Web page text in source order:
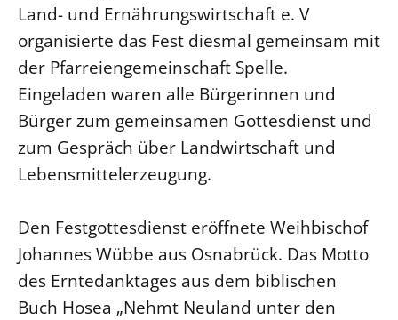
Land- und Ernährungswirtschaft e. V
organisierte das Fest diesmal gemeinsam mit
der Pfarreiengemeinschaft Spelle.
Eingeladen waren alle Bürgerinnen und
Bürger zum gemeinsamen Gottesdienst und
zum Gespräch über Landwirtschaft und
Lebensmittelerzeugung.
Den Festgottesdienst eröffnete Weihbischof
Johannes Wübbe aus Osnabrück. Das Motto
des Erntedanktages aus dem biblischen
Buch Hosea „Nehmt Neuland unter den
27. Landessynode
Kontakt
Hintergrund
MITARBEIT
Ehrenamt
Freie Stellen
BIBLIOTHEK & ARCHIV